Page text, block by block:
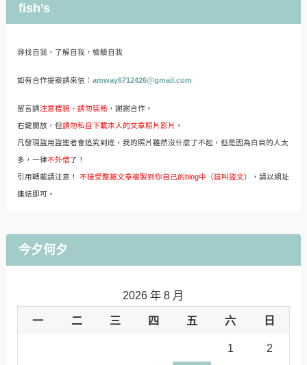
fish’s
尋找自我，了解自我，檢驗自我
如有合作提案請來信： amway6712426@gmail.com
留言請注意禮貌、請勿裝熟，謝謝合作。
右鍵開放，但請勿私自下載本人的文章照片影片 。
凡發現盜用盜連者會追究到底，我的照片雖然沒什麼了不起，但是因為白目的人太
多，一律不外借了！
引用轉載請注意！ 不接受整篇文章複製到你自己的blog中（這叫盜文） ，請以網址
連結即可。
今夕何夕
2026 年 8 月
一 二 三 四 五 六 日
1 2